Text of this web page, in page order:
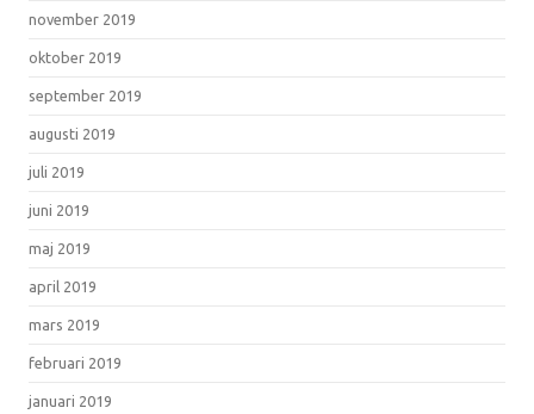
november 2019
oktober 2019
september 2019
augusti 2019
juli 2019
juni 2019
maj 2019
april 2019
mars 2019
februari 2019
januari 2019